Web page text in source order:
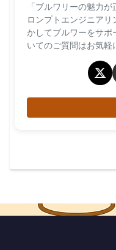
「ブルワリーの魅力
ロンプトエンジニア
かしてブルワーをサポ
いてのご質問はお気軽